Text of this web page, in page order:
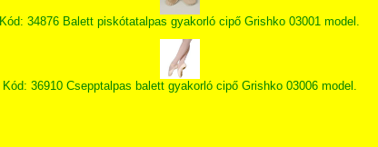
Kód: 34876 Balett piskótatalpas gyakorló cipő Grishko 03001 model.
Kód: 36910 Csepptalpas balett gyakorló cipő Grishko 03006 model.